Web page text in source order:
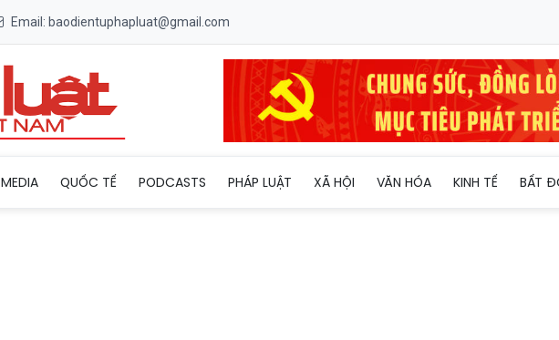
Email: baodientuphapluat@gmail.com
MEDIA QUỐC TẾ PODCASTS PHÁP LUẬT XÃ HỘI VĂN HÓA KINH TẾ BẤT